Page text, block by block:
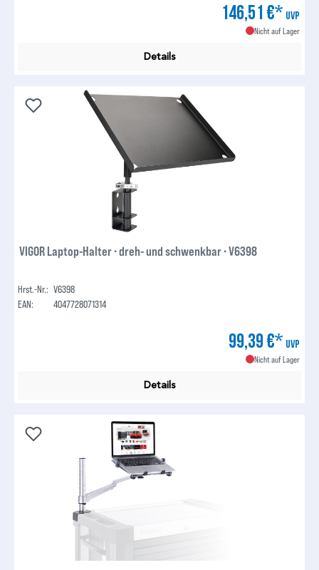
146,51 €* UVP
Nicht auf Lager
Details
VIGOR Laptop-Halter ∙ dreh- und schwenkbar ∙ V6398
Hrst.-Nr.: V6398
EAN:
4047728071314
99,39 €* UVP
Nicht auf Lager
Details